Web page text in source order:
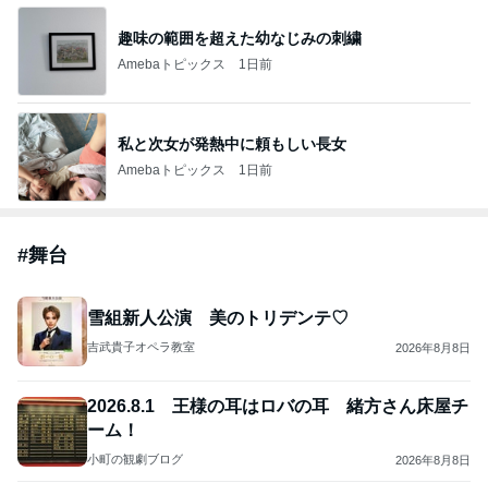
趣味の範囲を超えた幼なじみの刺繍
Amebaトピックス 1日前
私と次女が発熱中に頼もしい長女
Amebaトピックス 1日前
#舞台
雪組新人公演 美のトリデンテ♡
吉武貴子オペラ教室 2026年8月8日
2026.8.1 王様の耳はロバの耳 緒方さん床屋チ
ーム！
小町の観劇ブログ 2026年8月8日